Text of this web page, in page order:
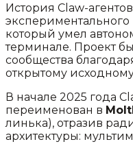
История Claw-
экспериментального
который умел
терминале. Проект
сообщества
открытому
В начале 2025 года
переименован в
линька), отразив
архитектуры: